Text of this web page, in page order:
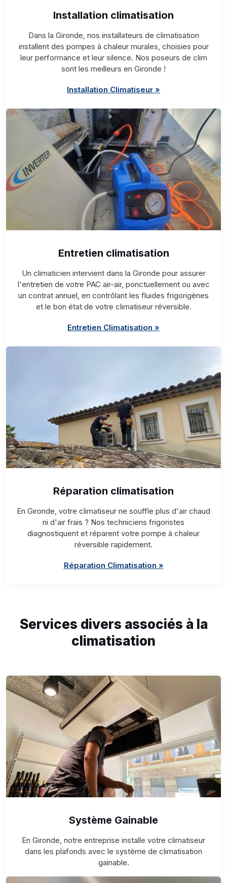
Installation climatisation
Dans la Gironde, nos installateurs de climatisation
installent des pompes à chaleur murales, choisies pour
leur performance et leur silence. Nos poseurs de clim
sont les meilleurs en Gironde !
Installation Climatiseur »
Entretien climatisation
Un climaticien intervient dans la Gironde pour assurer
l'entretien de votre PAC air-air, ponctuellement ou avec
un contrat annuel, en contrôlant les fluides frigorigènes
et le bon état de votre climatiseur réversible.
Entretien Climatisation »
Réparation climatisation
En Gironde, votre climatiseur ne souffle plus d'air chaud
ni d'air frais ? Nos techniciens frigoristes
diagnostiquent et réparent votre pompe à chaleur
réversible rapidement.
Réparation Climatisation »
Services divers associés à la
climatisation
Système Gainable
En Gironde, notre entreprise installe votre climatiseur
dans les plafonds avec le système de climatisation
gainable.